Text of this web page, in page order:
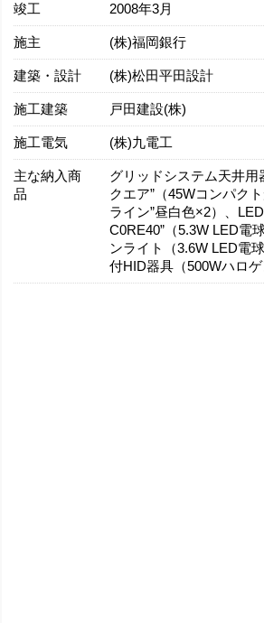
竣工 2008年3月
施主 (株)福岡銀行
建築・設計 (株)松田平田設計
施工建築 戸田建設(株)
施工電気 (株)九電工
主な納入商
品
グリッドシステム天井用
クエア”（45Wコンパク
ライン”昼白色×2）、
C0RE40”（5.3W LED電
ンライト（3.6W LED電
付HID器具（500Wハロゲ